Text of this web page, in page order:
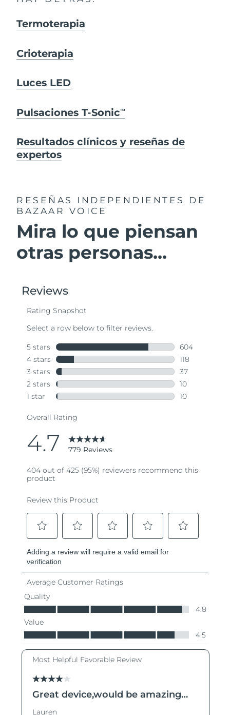
Termoterapia
Crioterapia
Luces LED
Pulsaciones T-SonicTM
Resultados clínicos y reseñas de
expertos
RESEÑAS INDEPENDIENTES
DE
BAZAAR VOICE
Mira lo que piensan
otras personas...